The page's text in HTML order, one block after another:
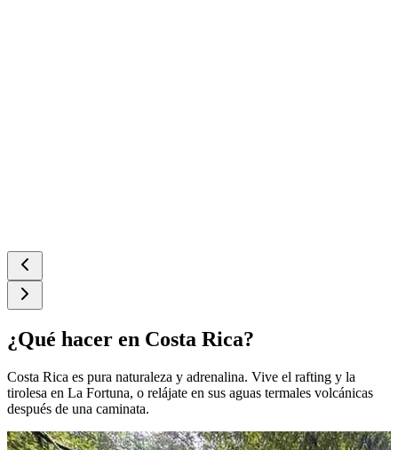
¿Qué hacer en Costa Rica?
Costa Rica es pura naturaleza y adrenalina. Vive el rafting y la
tirolesa en La Fortuna, o relájate en sus aguas termales volcánicas
después de una caminata.